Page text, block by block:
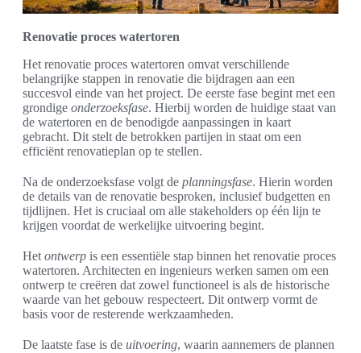
Renovatie proces watertoren
Het renovatie proces watertoren omvat verschillende
belangrijke stappen in renovatie die bijdragen aan een
succesvol einde van het project. De eerste fase begint met een
grondige onderzoeksfase. Hierbij worden de huidige staat van
de watertoren en de benodigde aanpassingen in kaart
gebracht. Dit stelt de betrokken partijen in staat om een
efficiënt renovatieplan op te stellen.
Na de onderzoeksfase volgt de planningsfase. Hierin worden
de details van de renovatie besproken, inclusief budgetten en
tijdlijnen. Het is cruciaal om alle stakeholders op één lijn te
krijgen voordat de werkelijke uitvoering begint.
Het ontwerp is een essentiële stap binnen het renovatie proces
watertoren. Architecten en ingenieurs werken samen om een
ontwerp te creëren dat zowel functioneel is als de historische
waarde van het gebouw respecteert. Dit ontwerp vormt de
basis voor de resterende werkzaamheden.
De laatste fase is de uitvoering, waarin aannemers de plannen